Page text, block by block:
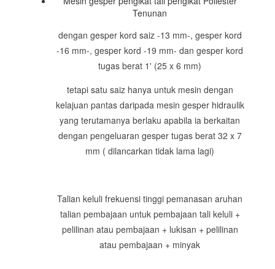
Tenunan
dengan gesper kord saiz -13 mm-, gesper kord
-16 mm-, gesper kord -19 mm- dan gesper kord
tugas berat 1' (25 x 6 mm)
tetapi satu saiz hanya untuk mesin dengan
kelajuan pantas daripada mesin gesper hidraulik
yang terutamanya berlaku apabila ia berkaitan
dengan pengeluaran gesper tugas berat 32 x 7
mm ( dilancarkan tidak lama lagi)
Talian keluli frekuensi tinggi pemanasan aruhan
talian pembajaan untuk pembajaan tali keluli +
pelilinan atau pembajaan + lukisan + pelilinan
atau pembajaan + minyak